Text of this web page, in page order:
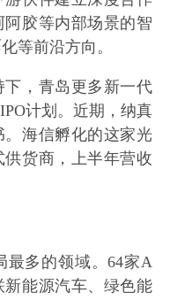
胶等内部场景的智
等前沿方向。
，青岛更多新一代
计划。近期，纳真
海信孵化的这家光
货商，上半年营收
最多的领域。64家A
能源汽车、绿色能